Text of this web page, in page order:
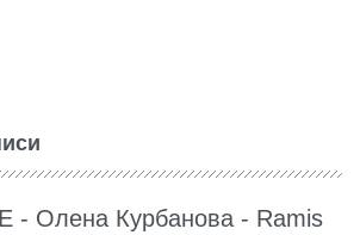
- Олена Курбанова - Ramis